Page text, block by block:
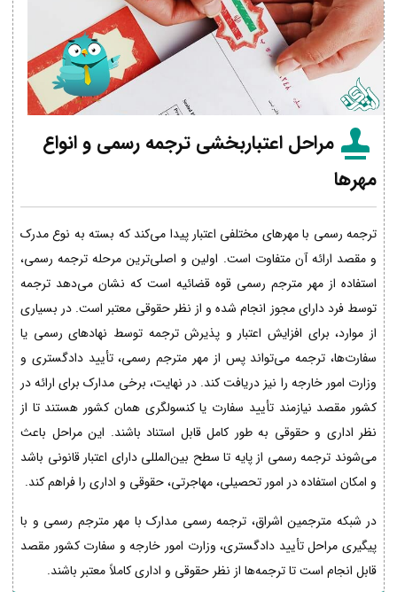
مراحل اعتباربخشی ترجمه رسمی و انواع
مهرها
ترجمه رسمی با مهرهای مختلفی اعتبار پیدا می‌کند که بسته به نوع مدرک
و مقصد ارائه آن متفاوت است. اولین و اصلی‌ترین مرحله ترجمه رسمی،
استفاده از مهر مترجم رسمی قوه قضائیه است که نشان می‌دهد ترجمه
توسط فرد دارای مجوز انجام شده و از نظر حقوقی معتبر است. در بسیاری
از موارد، برای افزایش اعتبار و پذیرش ترجمه توسط نهادهای رسمی یا
سفارت‌ها، ترجمه می‌تواند پس از مهر مترجم رسمی، تأیید دادگستری و
وزارت امور خارجه را نیز دریافت کند. در نهایت، برخی مدارک برای ارائه در
کشور مقصد نیازمند تأیید سفارت یا کنسولگری همان کشور هستند تا از
نظر اداری و حقوقی به طور کامل قابل استناد باشند. این مراحل باعث
می‌شوند ترجمه رسمی از پایه تا سطح بین‌المللی دارای اعتبار قانونی باشد
و امکان استفاده در امور تحصیلی، مهاجرتی، حقوقی و اداری را فراهم کند.
در شبکه مترجمین اشراق، ترجمه رسمی مدارک با مهر مترجم رسمی و با
پیگیری مراحل تأیید دادگستری، وزارت امور خارجه و سفارت کشور مقصد
قابل انجام است تا ترجمه‌ها از نظر حقوقی و اداری کاملاً معتبر باشند.